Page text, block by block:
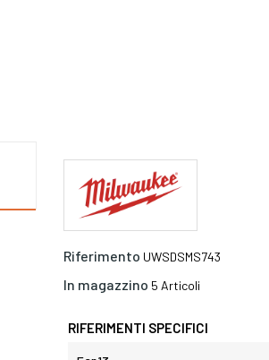
Riferimento UWSDSMS743
In magazzino 5 Articoli
RIFERIMENTI SPECIFICI